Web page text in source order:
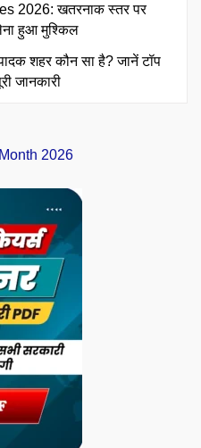
2026: खतरनाक स्तर पर
हुआ मुश्किल
शहर कौन सा है? जानें टॉप
जानकारी